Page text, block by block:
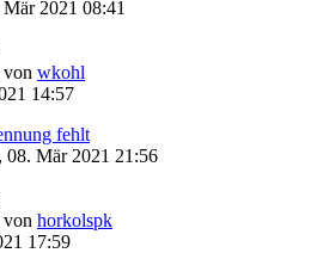
2021 08:41
von wkohl
14:57
fehlt
08. Mär 2021 21:56
von horkolspk
17:59